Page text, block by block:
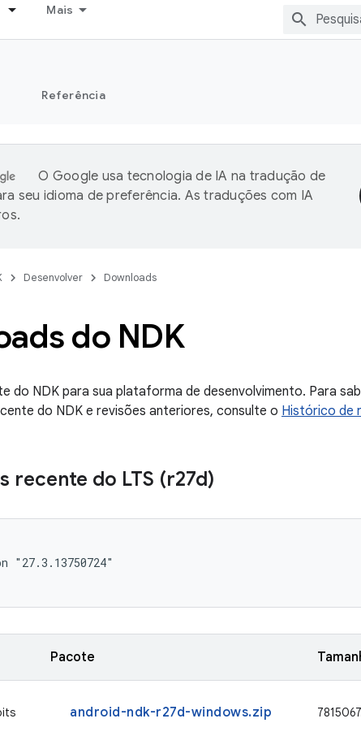
Mais
Referência
O Google usa tecnologia de IA na tradução de
seu idioma de preferência. As traduções com IA
Desenvolver Downloads
do NDK
do NDK para sua plataforma de desenvolvimento. Para
do NDK e revisões anteriores, consulte o Histórico de
recente do LTS (r27d)
"27.3.13750724"
Pacote
android-ndk-r27d-windows.zip